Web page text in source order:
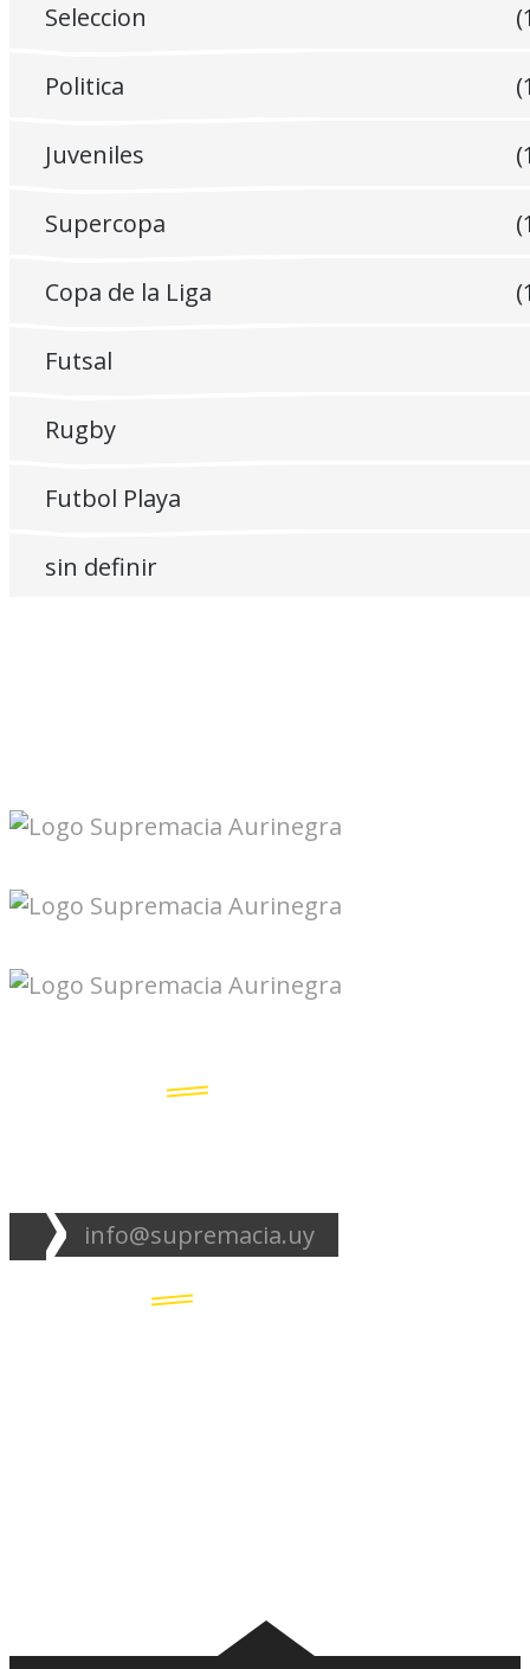
Seleccion
Politica
Juveniles
Supercopa
Copa de la Liga
Futsal
Rugby
Futbol Playa
sin definir
info@supremacia.uy